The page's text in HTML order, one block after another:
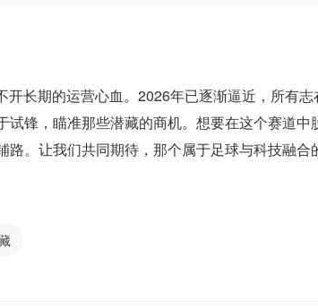
长期的运营心血。2026年已逐渐逼近，所有志
锋，瞄准那些潜藏的商机。想要在这个赛道中
。让我们共同期待，那个属于足球与科技融合